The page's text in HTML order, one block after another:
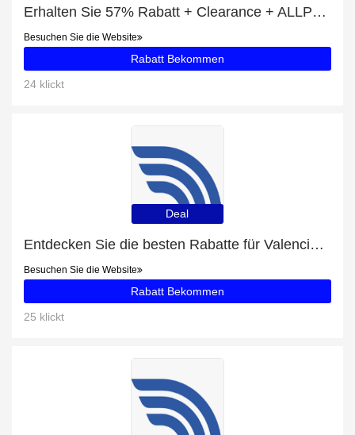
Erhalten Sie 57% Rabatt + Clearance + ALLPOWERS SP18 18V 21W Solarpanel Rabatte
Besuchen Sie die Website
Rabatt Bekommen
24 klickt
Deal
Entdecken Sie die besten Rabatte für Valencia - Palma de Mallorca mit bis zu 41% Rabatt
Besuchen Sie die Website
Rabatt Bekommen
25 klickt